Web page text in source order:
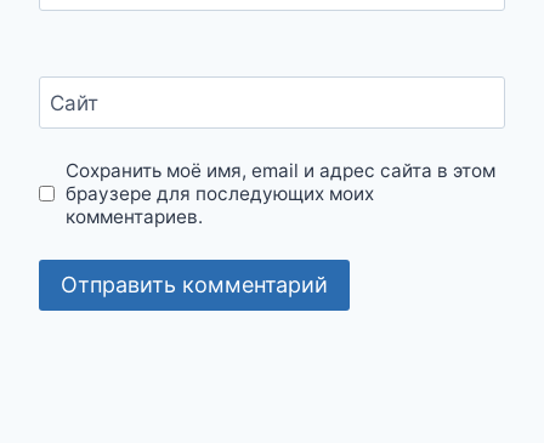
Сайт
Сохранить моё имя, email и адрес сайта в этом
браузере для последующих моих
комментариев.